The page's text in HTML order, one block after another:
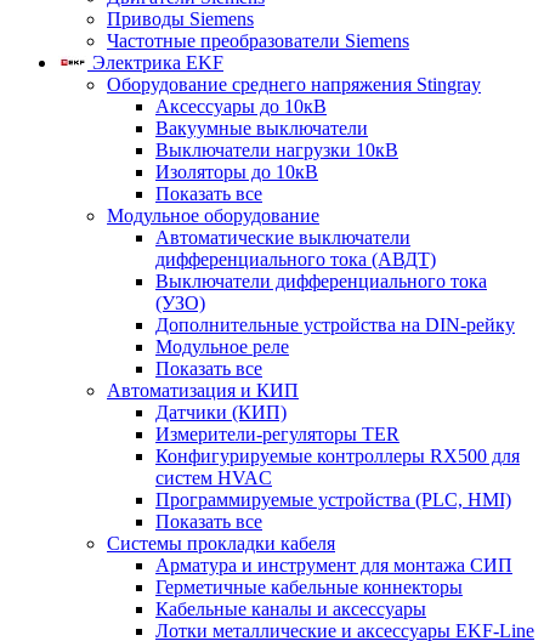
Приводы Siemens
Частотные преобразователи Siemens
Электрика EKF
Оборудование среднего напряжения Stingray
Аксессуары до 10кВ
Вакуумные выключатели
Выключатели нагрузки 10кВ
Изоляторы до 10кВ
Показать все
Модульное оборудование
Автоматические выключатели
дифференциального тока (АВДТ)
Выключатели дифференциального тока
(УЗО)
Дополнительные устройства на DIN-рейку
Модульное реле
Показать все
Автоматизация и КИП
Датчики (КИП)
Измерители-регуляторы TER
Конфигурируемые контроллеры RX500 для
систем HVAC
Программируемые устройства (PLC, HMI)
Показать все
Системы прокладки кабеля
Арматура и инструмент для монтажа СИП
Герметичные кабельные коннекторы
Кабельные каналы и аксессуары
Лотки металлические и аксессуары EKF-Line